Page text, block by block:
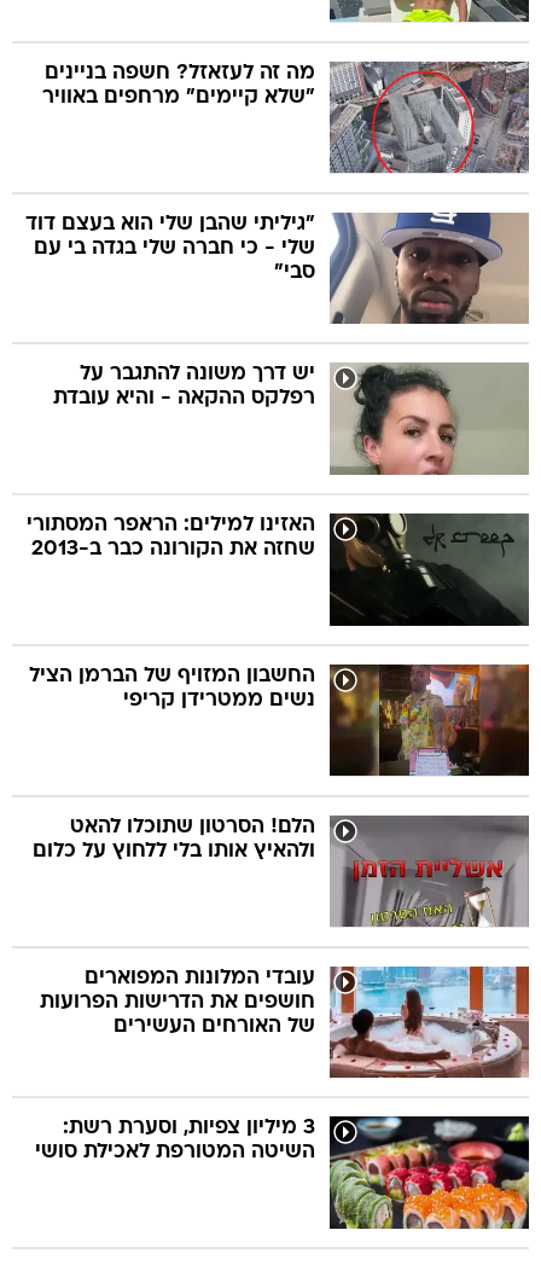
מה זה לעזאזל? חשפה בניינים
"שלא קיימים" מרחפים באוויר
"גיליתי שהבן שלי הוא בעצם דוד
שלי - כי חברה שלי בגדה בי עם
סבי"
יש דרך משונה להתגבר על
רפלקס ההקאה - והיא עובדת
האזינו למילים: הראפר המסתורי
שחזה את הקורונה כבר ב-2013
החשבון המזויף של הברמן הציל
נשים ממטרידן קריפי
הלם! הסרטון שתוכלו להאט
ולהאיץ אותו בלי ללחוץ על כלום
עובדי המלונות המפוארים
חושפים את הדרישות הפרועות
של האורחים העשירים
3 מיליון צפיות, וסערת רשת:
השיטה המטורפת לאכילת סושי